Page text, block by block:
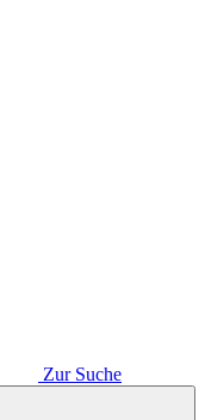
Zur Suche